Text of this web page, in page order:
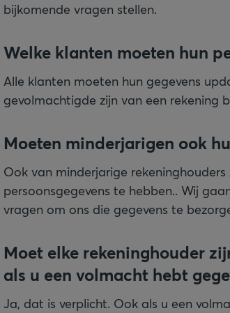
bijkomende vragen stellen.
Welke klanten moeten hun
Alle klanten moeten hun gegevens
gevolmachtigde zijn van een rekening
Moeten minderjarigen ook
Ook van minderjarige
persoonsgegevens te hebben.. Wij
vragen om ons die gegevens te
Moet elke rekeninghouder
als u een volmacht hebt
Ja, dat is verplicht. Ook als u een